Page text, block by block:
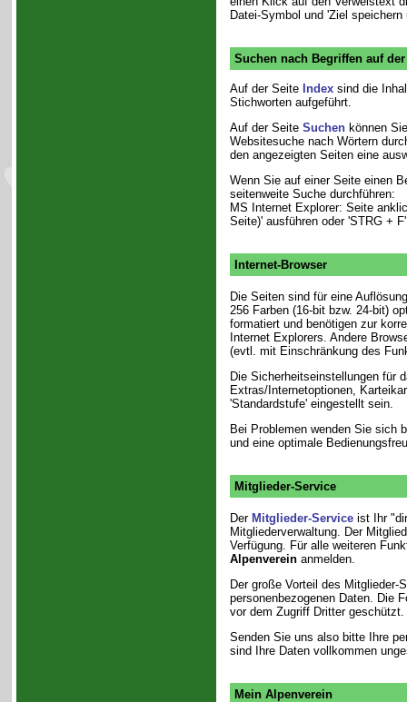
Datei-Symbol und 'Ziel
Suchen nach Begriffen auf der
Auf der Seite Indexsind die
Stichworten aufgeführt.
Auf der Seite Suchenkönnen
Websitesuche nach Wörtern
den angezeigten Seiten eine
Wenn Sie auf einer Seite einen
seitenweite Suche durchführen:
MS Internet Explorer: Seite
Seite)' ausführen oder 'STRG +
Internet-Browser
Die Seiten sind für eine
256 Farben (16-bit bzw. 24-bit)
formatiert und benötigen zur
Internet Explorers. Andere
(evtl. mit Einschränkung des
Die Sicherheitseinstellungen für
Extras/Internetoptionen,
'Standardstufe' eingestellt sein.
Bei Problemen wenden Sie sich
und eine optimale
Mitglieder-Service
Der Mitglieder-Serviceist Ihr
Mitgliederverwaltung. Der
Verfügung. Für alle weiteren
Alpenvereinanmelden.
Der große Vorteil des
personenbezogenen Daten. Die
vor dem Zugriff Dritter geschützt.
Senden Sie uns also bitte Ihre
sind Ihre Daten vollkommen
Mein Alpenverein